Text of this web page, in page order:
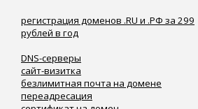
регистрация доменов .RU и .РФ за 299
рублей в год
DNS-серверы
сайт-визитка
безлимитная почта на домене
переадресация